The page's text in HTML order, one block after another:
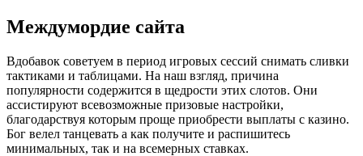
Междумордие сайта
Вдобавок советуем в период игровых сессий снимать сливки
тактиками и таблицами. На наш взгляд, причина
популярности содержится в щедрости этих слотов. Они
ассистируют всевозможные призовые настройки,
благодарствуя которым проще приобрести выплаты с казино.
Бог велел танцевать а как получите и распишитесь
минимальных, так и на всемерных ставках.